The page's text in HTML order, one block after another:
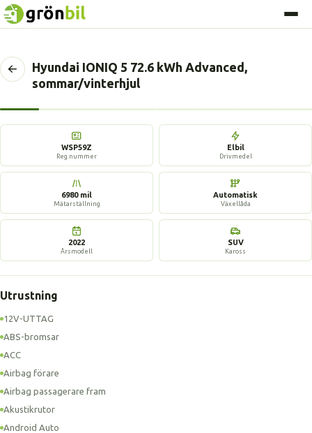
Tillbaka
sida
Hyundai IONIQ 5 72.6 kWh Advanced,
sommar/vinterhjul
WSP59Z
Reg.nummer
Elbil
Drivmedel
6980 mil
Mätarställning
Automatisk
Växellåda
2022
Årsmodell
SUV
Kaross
Utrustning
12V-UTTAG
ABS-bromsar
ACC
Airbag förare
Airbag passagerare fram
Akustikrutor
Android Auto